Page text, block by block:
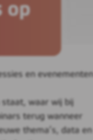
op
en evenementen
waar wij bij
terug wanneer
thema’s, data en